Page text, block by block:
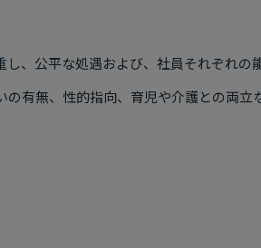
、公平な処遇および、社員それぞれの
有無、性的指向、育児や介護との両立